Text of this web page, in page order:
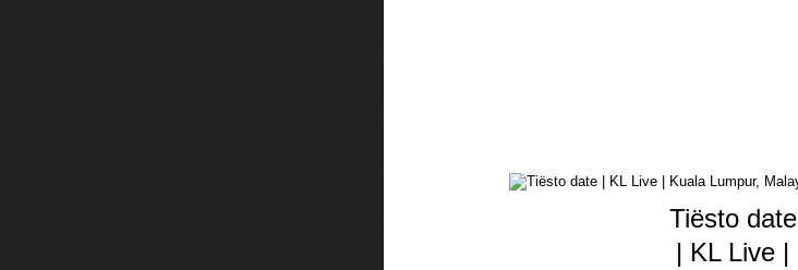
Tiësto date
| KL Live |